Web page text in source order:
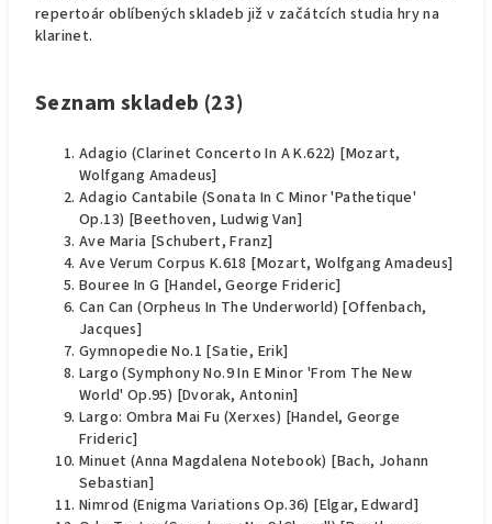
repertoár oblíbených skladeb již v začátcích studia hry na
klarinet.
Seznam skladeb (23)
Adagio (Clarinet Concerto In A K.622) [Mozart,
Wolfgang Amadeus]
Adagio Cantabile (Sonata In C Minor 'Pathetique'
Op.13) [Beethoven, Ludwig Van]
Ave Maria [Schubert, Franz]
Ave Verum Corpus K.618 [Mozart, Wolfgang Amadeus]
Bouree In G [Handel, George Frideric]
Can Can (Orpheus In The Underworld) [Offenbach,
Jacques]
Gymnopedie No.1 [Satie, Erik]
Largo (Symphony No.9 In E Minor 'From The New
World' Op.95) [Dvorak, Antonin]
Largo: Ombra Mai Fu (Xerxes) [Handel, George
Frideric]
Minuet (Anna Magdalena Notebook) [Bach, Johann
Sebastian]
Nimrod (Enigma Variations Op.36) [Elgar, Edward]